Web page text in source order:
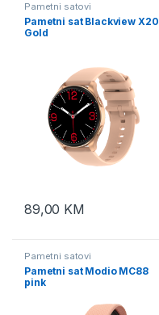
Pametni satovi
Pametni sat Blackview X20
Gold
89,00 KM
Pametni satovi
Pametni sat Modio MC88
pink